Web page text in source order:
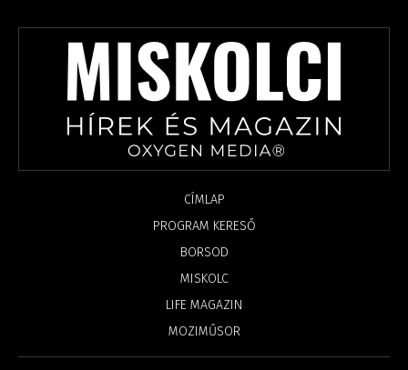
CÍMLAP
PROGRAM KERESŐ
BORSOD
MISKOLC
LIFE MAGAZIN
MOZIMŰSOR